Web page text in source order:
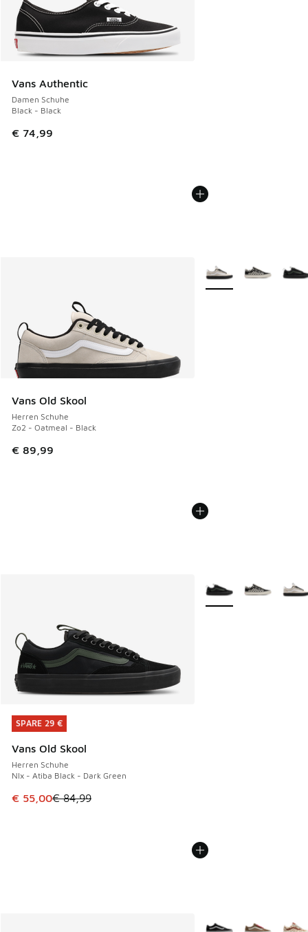
Vans Authentic
Damen Schuhe
Black - Black
€ 74,99
Vans Old Skool
Herren Schuhe
Zo2 - Oatmeal - Black
€ 89,99
Weitere Farben
SPARE 29 €
Vans Old Skool
Herren Schuhe
Nlx - Atiba Black - Dark Green
Dieser Artikel ist im Sale. Der Preis ist von € 84,99 auf €
€ 55,00€ 84,99
SPARE 29 €
Weitere Farben
Weitere Farben